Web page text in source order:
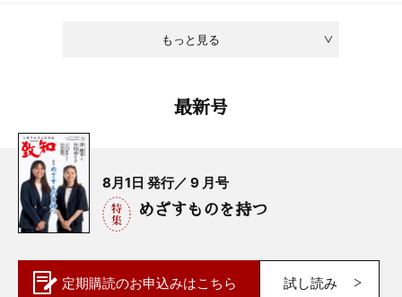
もっと見る
最新号
8月1日 発行／ 9 月号
めざすものを持つ
定期購読のお申込みはこちら 試し読み